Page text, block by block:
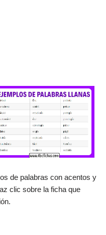
de palabras con acentos y
clic sobre la ficha que